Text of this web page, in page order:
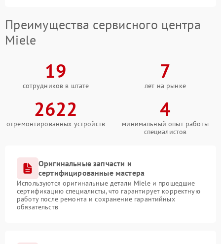
Преимущества сервисного центра
Miele
19
сотрудников в штате
7
лет на рынке
2622
отремонтированных устройств
4
минимальный опыт работы
специалистов
Оригинальные запчасти и
сертифицированные мастера
Используются оригинальные детали Miele и прошедшие
сертификацию специалисты, что гарантирует корректную
работу после ремонта и сохранение гарантийных
обязательств